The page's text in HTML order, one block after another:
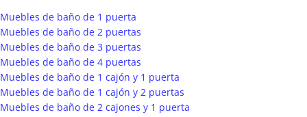
Muebles de baño de 1 puerta
Muebles de baño de 2 puertas
Muebles de baño de 3 puertas
Muebles de baño de 4 puertas
Muebles de baño de 1 cajón y 1 puerta
Muebles de baño de 1 cajón y 2 puertas
Muebles de baño de 2 cajones y 1 puerta